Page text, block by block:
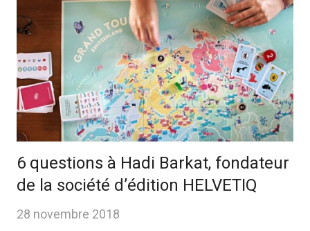
6 questions à Hadi Barkat, fondateur
de la société d’édition HELVETIQ
28 novembre 2018